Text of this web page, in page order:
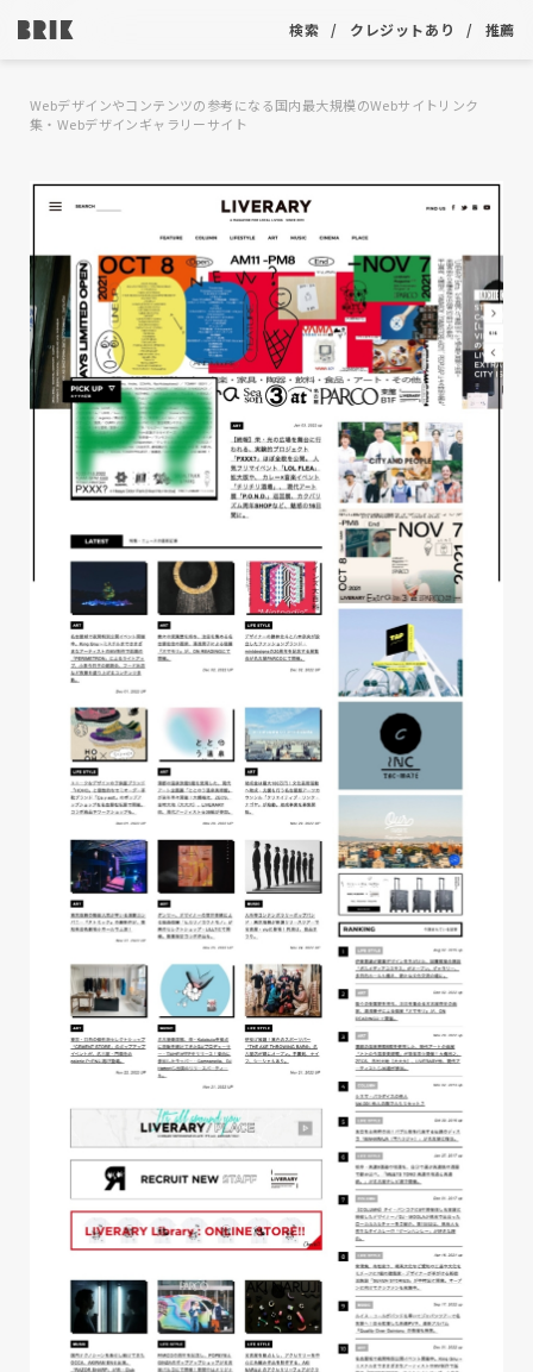
検索 クレジットあり 推薦
Webデザインやコンテンツの参考になる国内最大規模のWebサイトリンク
集・Webデザインギャラリーサイト